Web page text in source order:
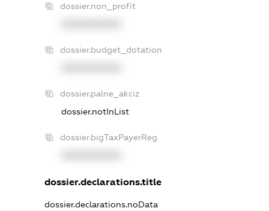
dossier.non_profit
dossier.budget_dotation
dossier.palne_akciz
dossier.notInList
dossier.bigTaxPayerReg
dossier.declarations.title
dossier.declarations.noData